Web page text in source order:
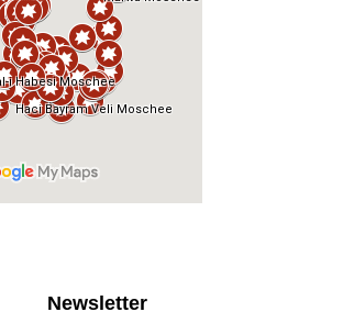
Newsletter